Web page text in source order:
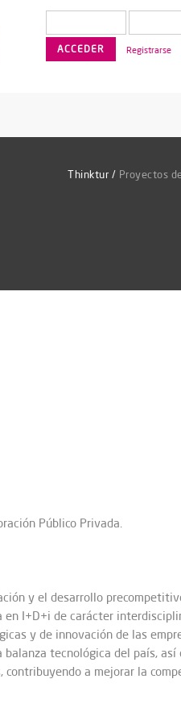
Registrarse
Thinktur / Proyectos
Público Privada.
y el desarrollo
I+D+i de carácter
y de innovación de las
tecnológica del país, así
contribuyendo a mejorar la